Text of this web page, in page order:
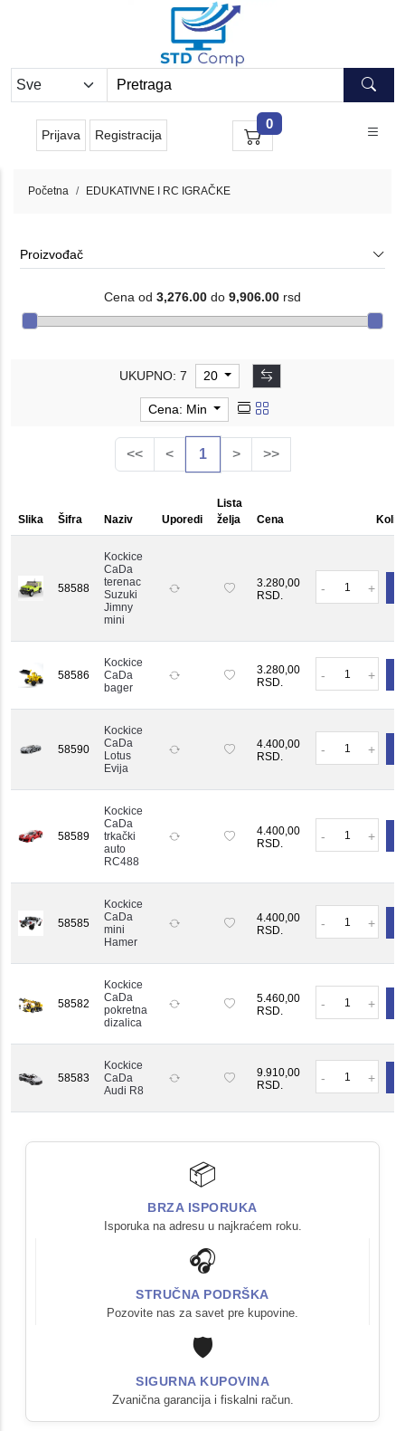
Prijava Registracija
0
Početna EDUKATIVNE I RC IGRAČKE
Proizvođač
Cena od 3,276.00 do 9,906.00 rsd
UKUPNO: 7 20
Cena: Min
<< < 1 > >>
Slika Šifra Naziv Uporedi
Lista
želja
Cena
58588
Kockice
CaDa
terenac
Suzuki
Jimny
mini
3.280,00
RSD.
- +
58586
Kockice
CaDa
bager
3.280,00
RSD.
- +
58590
Kockice
CaDa
Lotus
Evija
4.400,00
RSD.
- +
58589
Kockice
CaDa
trkački
auto
RC488
4.400,00
RSD.
- +
58585
Kockice
CaDa
mini
Hamer
4.400,00
RSD.
- +
58582
Kockice
CaDa
pokretna
dizalica
5.460,00
RSD.
- +
58583
Kockice
CaDa
Audi R8
9.910,00
RSD.
- +
📦
BRZA ISPORUKA
Isporuka na adresu u najkraćem roku.
🎧
STRUČNA PODRŠKA
Pozovite nas za savet pre kupovine.
🛡️
SIGURNA KUPOVINA
Zvanična garancija i fiskalni račun.